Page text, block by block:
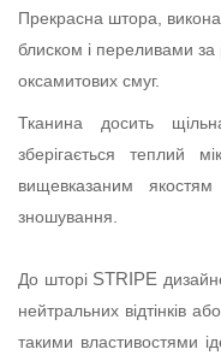
Прекрасна штора,
блиском і переливами за
оксамитових смуг.
Тканина досить
зберігається теплий
вищевказаним якостям
зношування.
До шторі STRIPE
нейтральних відтінків
такими властивостями